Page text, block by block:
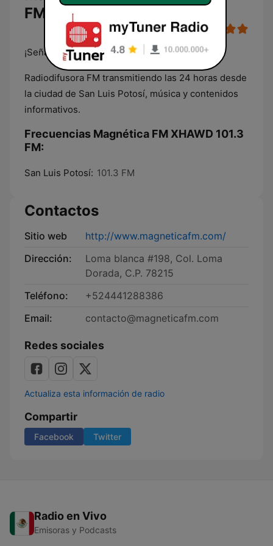
FM en vivo
¡Señal sin límites!
Radiodifusora FM transmitiendo las 24 horas desde
la ciudad de San Luis Potosí, música y contenidos
informativos.
Frecuencias Magnética FM XHAWD 101.3
FM:
San Luis Potosí: 101.3 FM
Contactos
Sitio web
http://www.magneticafm.com/
Dirección:
Loma blanca #198, Col. Loma
Dorada, C.P. 78215
Teléfono:
+524441288386
Email:
contacto@magneticafm.com
Redes sociales
Actualiza esta información de radio
Compartir
Facebook Twitter
Radio en Vivo
Emisoras y Podcasts